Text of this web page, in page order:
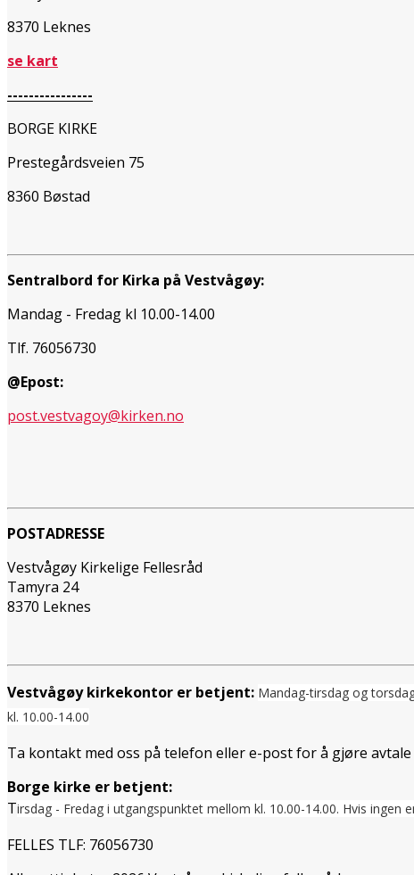
8370 Leknes
se kart
----------------
BORGE KIRKE
Prestegårdsveien 75
8360 Bøstad
Sentralbord for Kirka på Vestvågøy:
Mandag - Fredag kl 10.00-14.00
Tlf. 76056730
@Epost:
post.vestvagoy@kirken.no
POSTADRESSE
Vestvågøy Kirkelige Fellesråd
Tamyra 24
8370 Leknes
Vestvågøy kirkekontor er betjent: Mandag-tirsdag og
kl. 10.00-14.00
Ta kontakt med oss på telefon eller e-post for å gjøre
Borge kirke er betjent:
Tirsdag - Fredag i utgangspunktet mellom kl. 10.00-14.00. Hvis ingen
FELLES TLF: 76056730